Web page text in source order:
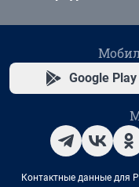
Google Play
Контактные данные для